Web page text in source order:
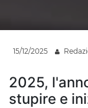
15/12/2025
2025,
stupire e